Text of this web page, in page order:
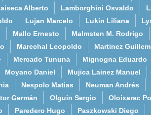
Alberto Lamborghini Osvaldo
Lujan Marcelo Lukin Liliana
Mallo Ernesto
Malmsten M. Rodrigo
Marechal Leopoldo
Martinez
Mercado Tununa
Mignogna Eduardo
Moyano Daniel
Mujica Lainez Manuel
Nespolo Matias
Neuman Andrés
Germán
Olguin Sergio
Oloixarac
Paredero Hugo
Paszkowski Diego